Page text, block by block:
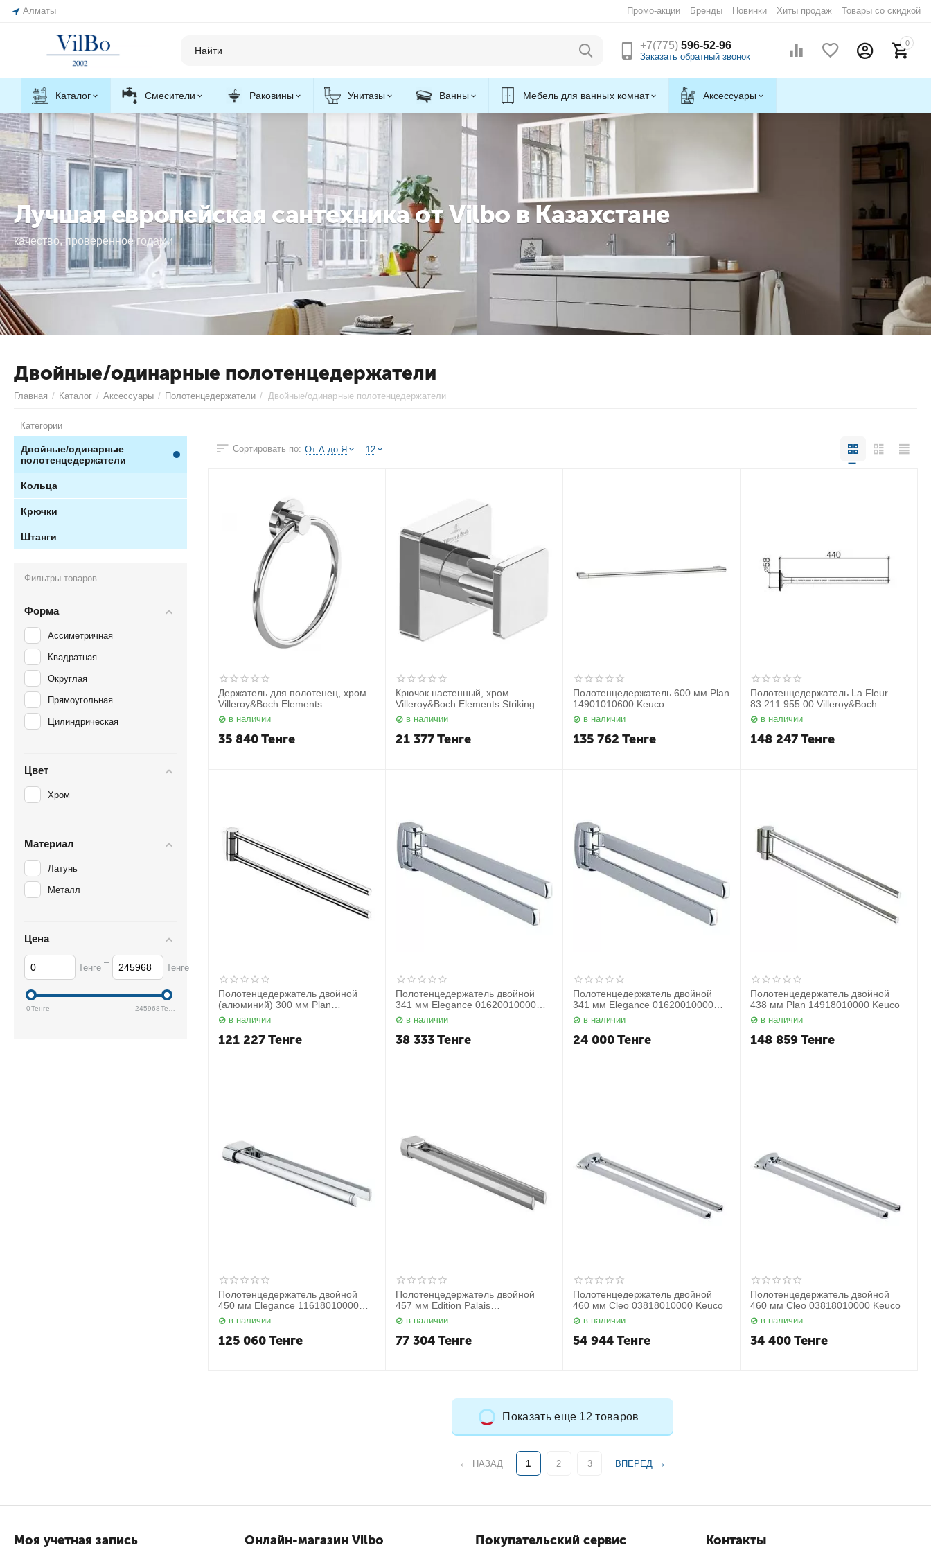
Алматы Промо-акции Бренды Новинки Хиты продаж Товары со скидкой
+7(775)596-52-96
Заказать обратный звонок
0
Каталог Смесители Раковины Унитазы Ванны Мебель для ванных комнат Аксессуары
Лучшая европейская сантехника от Vilbo в Казахстане
качество, проверенное годами
Двойные/одинарные полотенцедержатели
Главная / Каталог / Аксессуары / Полотенцедержатели / Двойные/одинарные полотенцедержатели
Категории
Сортировать по: От А до Я 12
Держатель для полотенец, хром
Villeroy&Boch Elements
TVA15100500061
в наличии
35 840Тенге
Крючок настенный, хром
Villeroy&Boch Elements Striking
TVA15201100061
в наличии
21 377Тенге
Полотенцедержатель 600 мм Plan
14901010600 Keuco
в наличии
135 762 Тенге
Полотенцедержатель La Fleur
83.211.955.00 Villeroy&Boch
в наличии
148 247Тенге
Полотенцедержатель двойной
(алюминий) 300 мм Plan
14919170000 Keuco
в наличии
121 227Тенге
Полотенцедержатель двойной
341 мм Elegance 01620010000
Keuco
в наличии
38 333Тенге
Полотенцедержатель двойной
341 мм Elegance 01620010000
Keuco
в наличии
24 000Тенге
Полотенцедержатель двойной
438 мм Plan 14918010000 Keuco
в наличии
148 859Тенге
Полотенцедержатель двойной
450 мм Elegance 11618010000
Keuco
в наличии
125 060Тенге
Полотенцедержатель двойной
457 мм Edition Palais
40018010000 Keuco
в наличии
77 304Тенге
Полотенцедержатель двойной
460 мм Cleo 03818010000 Keuco
в наличии
54 944Тенге
Полотенцедержатель двойной
460 мм Cleo 03818010000 Keuco
в наличии
34 400Тенге
Показать еще 12 товаров
НАЗАД 1 2 3 ВПЕРЕД
Двойные/одинарные
полотенцедержатели
Кольца
Крючки
Штанги
Фильтры товаров
Форма
Ассиметричная
Квадратная
Округлая
Прямоугольная
Цилиндрическая
Цвет
Хром
Материал
Латунь
Металл
Цена
Тенге
–
Тенге
0Тенге 245968Тенге
Моя учетная запись Онлайн-магазин Vilbo Покупательский сервис Контакты